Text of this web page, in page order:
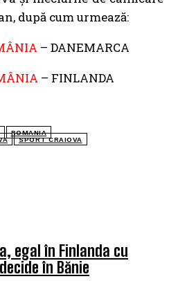
egal în Finlanda cu
în Bănie
după cum urmează:
– DANEMARCA
– FINLANDA
ROMANIA
SPORT CRAIOVA